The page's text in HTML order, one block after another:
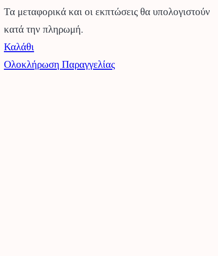
Προϊόντα
στο
καλάθι
Τα μεταφορικά και οι εκπτώσεις θα υπολογιστούν
κατά την πληρωμή.
Καλάθι
Ολοκλήρωση Παραγγελίας